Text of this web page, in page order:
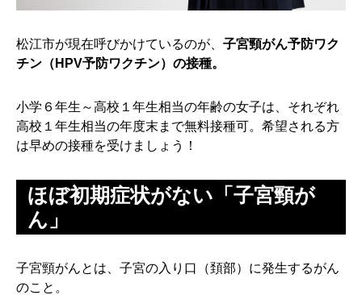
松江市が現在呼びかけているのが、 子宮頸がん予防ワク
チン（HPV予防ワクチン）の接種。
小学６年生～高校１年生相当の年齢の女子は、それぞれ
高校１年生相当の年度末まで無料接種可。希望される方
は早めの接種を受けましょう！
ほぼ初期症状がない「子宮頸が
ん」
子宮頸がんとは、子宮の入り口（頚部）に発生するがん
のこと。